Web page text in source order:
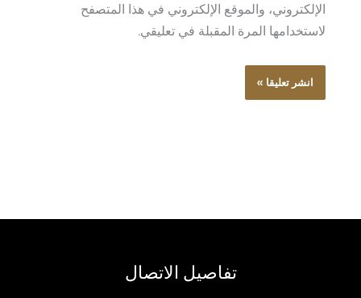
الإلكتروني، والموقع الإلكتروني في هذا المتصفح
لاستخدامها المرة المقبلة في تعليقي.
تفاصيل الاتصال